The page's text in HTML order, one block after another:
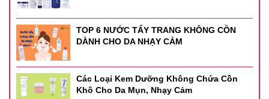
TOP 6 NƯỚC TẨY TRANG KHÔNG CỒN
DÀNH CHO DA NHẠY CẢM
Các Loại Kem Dưỡng Không Chứa Cồn
Khô Cho Da Mụn, Nhạy Cảm